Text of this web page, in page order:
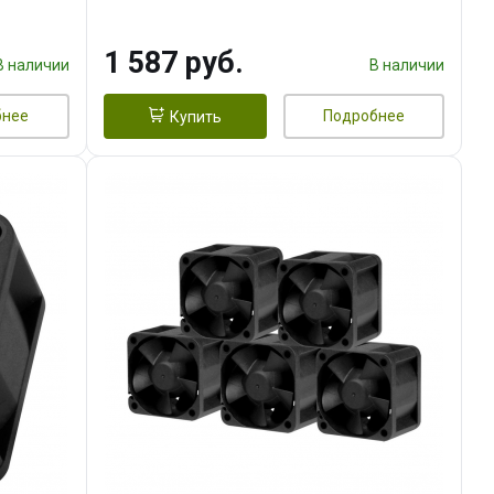
наличии 1 587 руб. В наличии
Купить Подробнее